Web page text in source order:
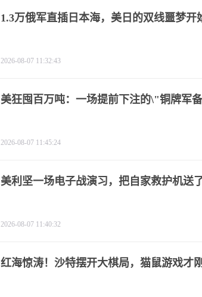
1.3万俄军直插日本海，美日的双线噩梦开
2026-08-07 11:32:43
美狂囤百万吨：一场提前下注的\"铜牌军备
2026-08-07 11:45:24
美利坚一场电子战演习，把自家救护机送了
2026-08-07 11:40:32
红海惊涛！沙特摆开大棋局，猫鼠游戏才